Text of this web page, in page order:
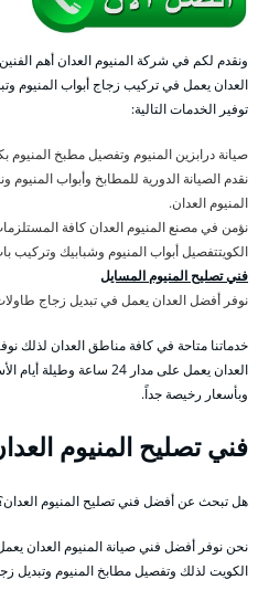
ونقدم لكم في شركة المنيوم العدان أهم
العدان يعمل في تركيب زجاج أبواب المنيوم
توفير الخدمات التالية:
صيانة درابزين المنيوم وتفصيل مطبخ المنيوم
نقدم الصيانة الدورية للمطابخ وأبواب
المنيوم العدان.
نؤمن في مصنع المنيوم العدان كافة
الكويتتفصيل أبواب المنيوم وشبابيك وتركيب
فني تصليح المنيوم المسايل
نوفر أفضل العدان يعمل في تبديل زجاج
خدماتنا متاحة في كافة مناطق العدان لذلك
العدان يعمل على مدار 24
وبأسعار رخيصة جداً.
فني تصليح المنيوم
هل تبحث عن أفضل فني تصليح المنيوم
نحن نوفر أفضل فني صيانة المنيوم العدان
الكويت لذلك وتفصيل مطابخ المنيوم وتبديل